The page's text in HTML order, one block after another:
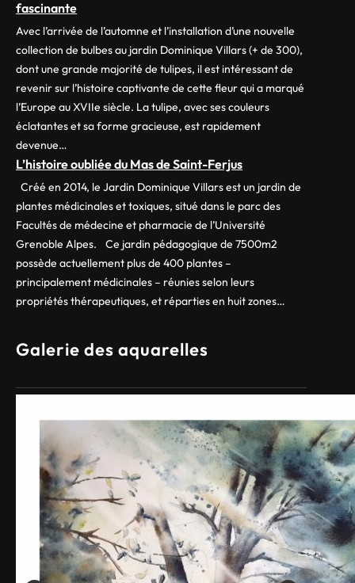
fascinante
Avec l’arrivée de l’automne et l’installation d’une nouvelle
collection de bulbes au jardin Dominique Villars (+ de 300),
dont une grande majorité de tulipes, il est intéressant de
revenir sur l’histoire captivante de cette fleur qui a marqué
l’Europe au XVIIe siècle. La tulipe, avec ses couleurs
éclatantes et sa forme gracieuse, est rapidement
devenue…
L’histoire oubliée du Mas de Saint-Ferjus
Créé en 2014, le Jardin Dominique Villars est un jardin de
plantes médicinales et toxiques, situé dans le parc des
Facultés de médecine et pharmacie de l’Université
Grenoble Alpes. Ce jardin pédagogique de 7500m2
possède actuellement plus de 400 plantes –
principalement médicinales – réunies selon leurs
propriétés thérapeutiques, et réparties en huit zones…
Galerie des aquarelles